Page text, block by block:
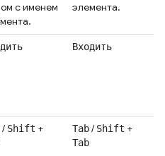
с именем
элемента.
Входить
/ Shift + Tab/ Shift +
Tab